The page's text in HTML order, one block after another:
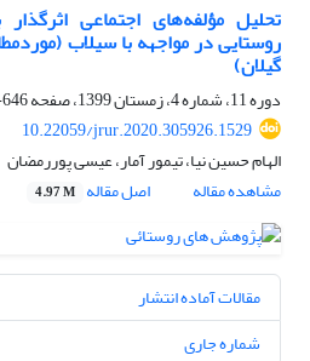
تحلیل مؤلفه‌های اجتماعی
روستایی در مواجهه با سیلاب
گیلان)
دوره 11، شماره 4، زمستان 1399، صفحه
646-661
10.22059/jrur.2020.305926.1529
الهام حسین نیا، تیمور آمار، عیسی پوررمضان
مشاهده مقاله
اصل مقاله 4.97 M
مقالات آماده انتشار
شماره جاری